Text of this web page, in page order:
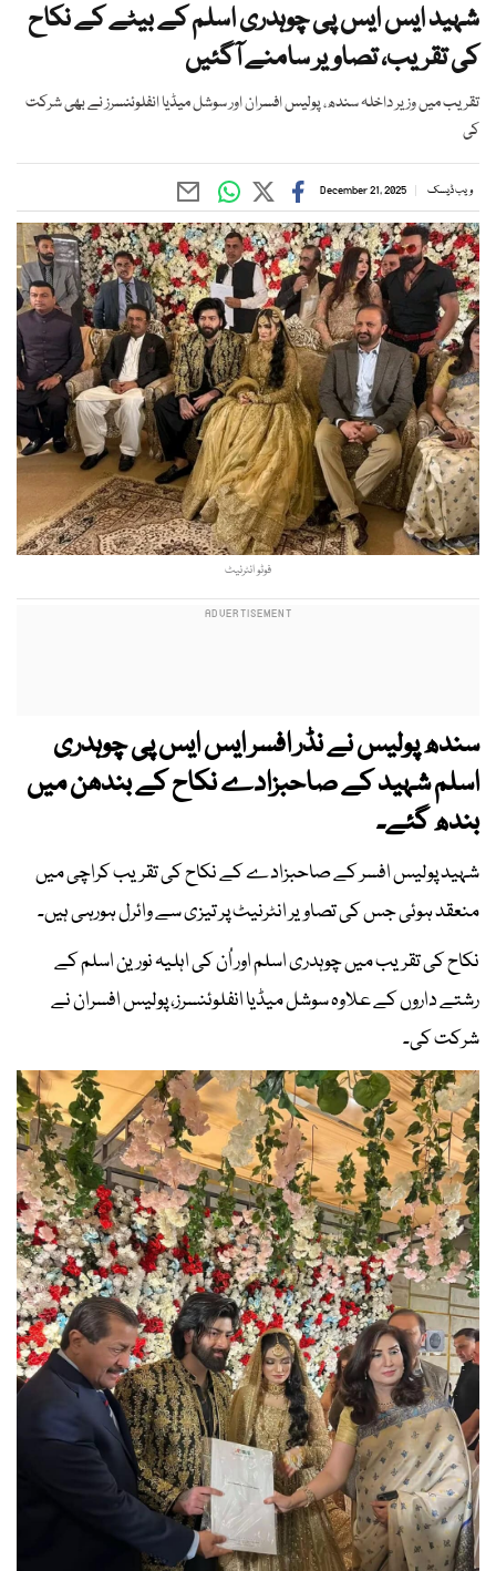
شہید ایس ایس پی چوہدری اسلم کے بیٹے کے نکاح
کی تقریب، تصاویر سامنے آگئیں
تقریب میں وزیر داخلہ سندھ، پولیس افسران اور سوشل میڈیا انفلوئنسرز نے بھی شرکت
کی
ویب ڈیسک December 21, 2025
فوٹو انٹرنیٹ
سندھ پولیس نے نڈر افسر ایس ایس پی چوہدری
اسلم شہید کے صاحبزادے نکاح کے بندھن میں
بندھ گئے۔
شہید پولیس افسر کے صاحبزادے کے نکاح کی تقریب کراچی میں
منعقد ہوئی جس کی تصاویر انٹرنیٹ پر تیزی سے وائرل ہورہی ہیں۔
نکاح کی تقریب میں چوہدری اسلم اور اُن کی اہلیہ نورین اسلم کے
رشتے داروں کے علاوہ سوشل میڈیا انفلوئنسرز، پولیس افسران نے
شرکت کی۔